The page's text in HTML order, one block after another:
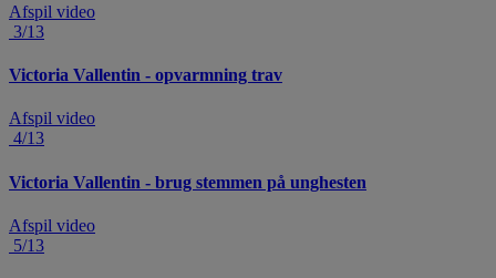
Afspil video
3/13
Victoria Vallentin - opvarmning trav
Afspil video
4/13
Victoria Vallentin - brug stemmen på unghesten
Afspil video
5/13